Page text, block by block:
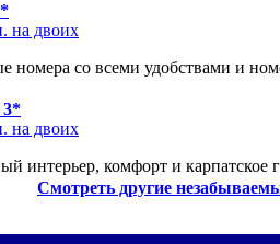
на двоих
номера со всеми удобствами и
3*
на двоих
интерьер, комфорт и карпатское
Смотреть другие